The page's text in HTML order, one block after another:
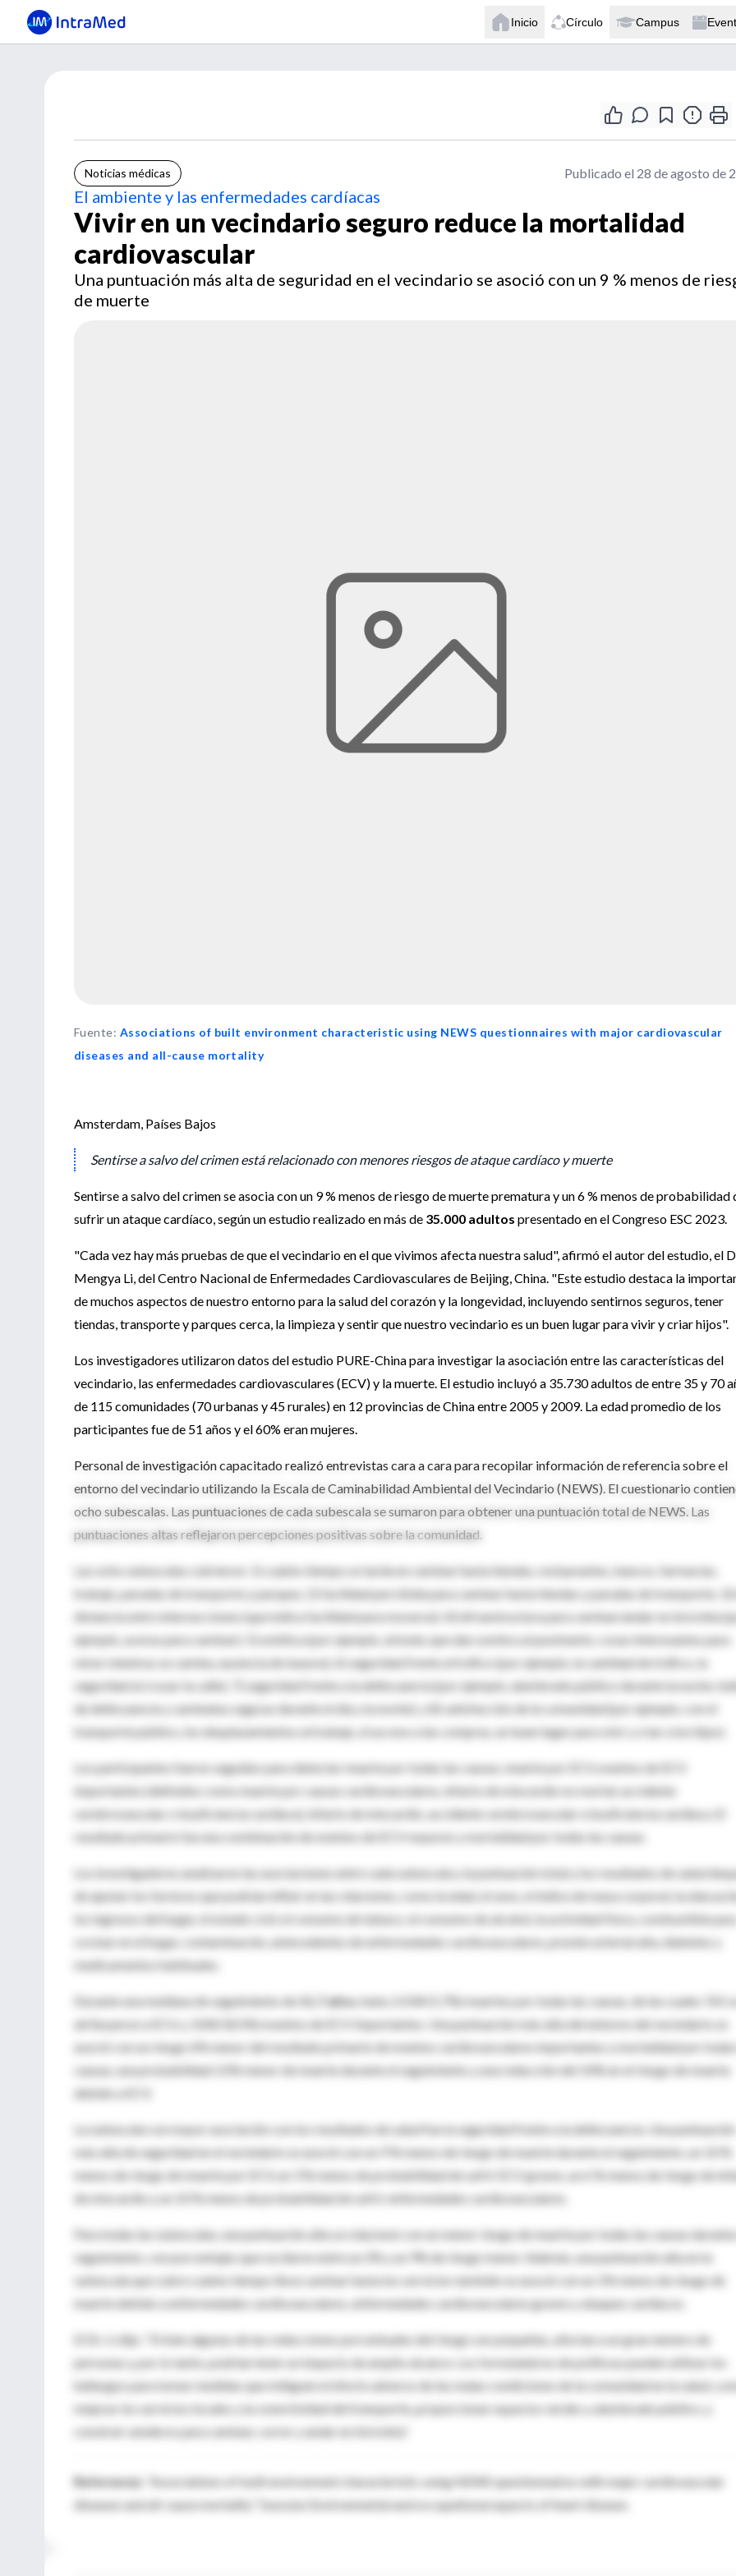
Inicio Círculo Campus
Noticias médicas Publicado el 28 de agosto de
El ambiente y las enfermedades cardíacas
Vivir en un vecindario seguro reduce la mortalidad
cardiovascular
Una puntuación más alta de seguridad en el vecindario se asoció con un 9 % menos de
de muerte
Fuente: Associations of built environment characteristic using NEWS questionnaires with major cardiovascular
diseases and all-cause mortality
Amsterdam, Países Bajos
Sentirse a salvo del crimen está relacionado con menores riesgos de ataque cardíaco y muerte
Sentirse a salvo del crimen se asocia con un 9 % menos de riesgo de muerte prematura y un 6 % menos de probabilidad
sufrir un ataque cardíaco, según un estudio realizado en más de 35.000 adultos presentado en el Congreso ESC 2023.
"Cada vez hay más pruebas de que el vecindario en el que vivimos afecta nuestra salud", afirmó el autor del estudio, el
Mengya Li, del Centro Nacional de Enfermedades Cardiovasculares de Beijing, China. "Este estudio destaca la
de muchos aspectos de nuestro entorno para la salud del corazón y la longevidad, incluyendo sentirnos seguros, tener
tiendas, transporte y parques cerca, la limpieza y sentir que nuestro vecindario es un buen lugar para vivir y criar hijos".
Los investigadores utilizaron datos del estudio PURE-China para investigar la asociación entre las características del
vecindario, las enfermedades cardiovasculares (ECV) y la muerte. El estudio incluyó a 35.730 adultos de entre 35 y 70
de 115 comunidades (70 urbanas y 45 rurales) en 12 provincias de China entre 2005 y 2009. La edad promedio de los
participantes fue de 51 años y el 60% eran mujeres.
Personal de investigación capacitado realizó entrevistas cara a cara para recopilar información de referencia sobre el
entorno del vecindario utilizando la Escala de Caminabilidad Ambiental del Vecindario (NEWS). El cuestionario
ocho subescalas. Las puntuaciones de cada subescala se sumaron para obtener una puntuación total de NEWS. Las
puntuaciones altas reflejaron percepciones positivas sobre la comunidad.
Las ocho subescalas cubrieron: 1) cuánto tiempo se tarda en caminar hasta tiendas, restaurantes, bancos, farmacias,
trabajo, paradas de transporte y parques; 2) facilidad percibida para caminar hasta tiendas y paradas de transporte; 3)
distancia entre intersecciones (que indica facilidad para moverse); 4) infraestructura para caminar/andar en bicicleta
ejemplo, aceras para caminar); 5) estética (por ejemplo, árboles que dan sombra al pavimento, cosas interesantes para
mirar mientras se camina, ausencia de basura); 6) seguridad frente al tráfico (por ejemplo, la cantidad de tráfico, la
seguridad al cruzar la calle); 7) seguridad frente a la delincuencia (por ejemplo, alumbrado público durante la noche;
de delincuencia y caminatas seguras durante el día y la noche); y 8) satisfacción de la comunidad (por ejemplo, con el
transporte público, los desplazamientos al trabajo, el acceso a las compras, un buen lugar para vivir y criar a los hijos).
Los participantes fueron seguidos para detectar muerte por todas las causas, muerte por ECV, eventos de ECV
importantes (definidos como muerte por causas cardiovasculares, infarto de miocardio no mortal, accidente
cerebrovascular o insuficiencia cardíaca), infarto de miocardio, accidente cerebrovascular e insuficiencia cardíaca. El
resultado primario fue una combinación de eventos de ECV mayores y mortalidad por todas las causas.
Los investigadores analizaron las asociaciones entre cada subescala y la puntuación total y los resultados de salud
de ajustar los factores que podrían influir en las relaciones, como la edad, el sexo, el índice de masa corporal, la
los ingresos del hogar, el estado civil, el consumo de tabaco, el consumo de alcohol, la actividad física, combustible para
cocinar en el hogar, contaminación, antecedentes de enfermedades cardiovasculares, presión arterial alta, diabetes y
medicamentos habituales.
Durante una mediana de seguimiento de 11,7 años, hubo 2.034 (5,7%) muertes por todas las causas, de las cuales 765 se
atribuyeron a ECV, y 3.042 (8,5%) eventos de ECV importantes. Una puntuación más alta del entorno del vecindario se
asoció con un riesgo 6% menor del resultado primario de eventos cardiovasculares importantes y mortalidad por todas
causas, una probabilidad 12% menor de muerte durante el seguimiento y una reducción del 10% en el riesgo de muerte
debido a ECV.
La subescala con mayor asociación con los resultados de salud fue la seguridad frente a la delincuencia. Una puntuación
más alta de seguridad en el vecindario se asoció con un 9 % menos de riesgo de muerte durante el seguimiento, un 10 %
menos de riesgo de muerte por ECV, un 3 % menos de probabilidad de sufrir ECV graves, un 6 % menos de riesgo de
de miocardio y un 10 % menos de probabilidad de sufrir enfermedades cardiovasculares.
Para todas las subescalas, una puntuación alta se relacionó con un menor riesgo de muerte por todas las causas durante
seguimiento, con porcentajes que oscilaron entre un 2% y un 9% de riesgo menor. Además, una puntuación alta en la
subescala que cubre cuánto tiempo lleva caminar hasta los servicios también se asoció con un 1% menos de riesgo de
muerte debido a enfermedades cardiovasculares, enfermedades cardiovasculares graves y ataques cardíacos.
El Dr. Li dijo: “Si bien algunas de las reducciones porcentuales del riesgo son pequeñas, afectan a un gran número de
personas y, por lo tanto, podrían tener un impacto de amplio alcance. Los formuladores de políticas pueden utilizar los
hallazgos para tomar medidas que mitiguen el efecto adverso de las malas condiciones de la comunidad en la salud,
mejorar los servicios locales y la conectividad del transporte, proporcionar espacios verdes y alumbrado público, y
construir senderos para caminar, correr y andar en bicicleta”.
Referencia : “Associations of built environment characteristic using NEWS questionnaires with major cardiovascular
diseases and all-cause mortality” Ssession Environmental and occupational aspects of heart disease.